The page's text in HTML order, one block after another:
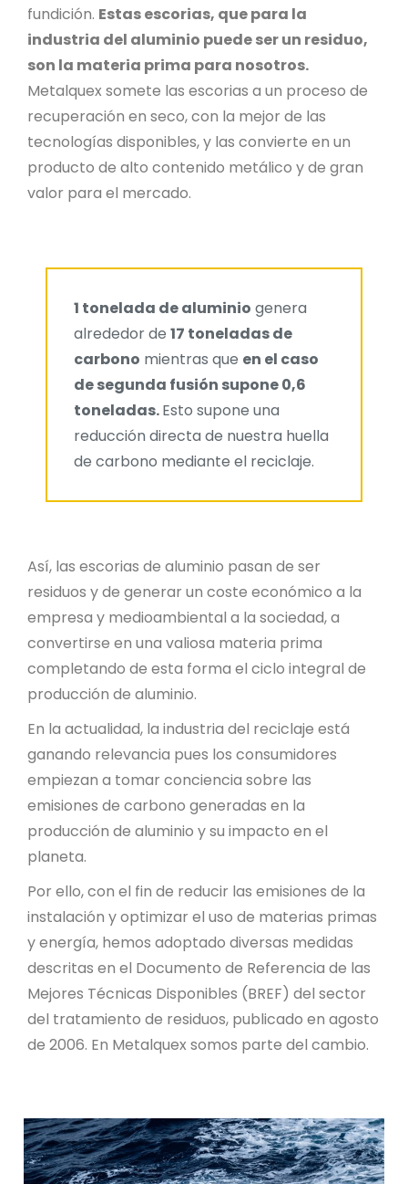
fundición. Estas escorias, que para la
industria del aluminio puede ser un residuo,
son la materia prima para nosotros.
Metalquex somete las escorias a un proceso de
recuperación en seco, con la mejor de las
tecnologías disponibles, y las convierte en un
producto de alto contenido metálico y de gran
valor para el mercado.
1 tonelada de aluminio genera
alrededor de 17 toneladas de
carbono mientras que en el caso
de segunda fusión supone 0,6
toneladas.Esto supone una
reducción directa de nuestra huella
de carbono mediante el reciclaje.
Así, las escorias de aluminio pasan de ser
residuos y de generar un coste económico a la
empresa y medioambiental a la sociedad, a
convertirse en una valiosa materia prima
completando de esta forma el ciclo integral de
producción de aluminio.
En la actualidad, la industria del reciclaje está
ganando relevancia pues los consumidores
empiezan a tomar conciencia sobre las
emisiones de carbono generadas en la
producción de aluminio y su impacto en el
planeta.
Por ello, con el fin de reducir las emisiones de la
instalación y optimizar el uso de materias primas
y energía, hemos adoptado diversas medidas
descritas en el Documento de Referencia de las
Mejores Técnicas Disponibles (BREF) del sector
del tratamiento de residuos, publicado en agosto
de 2006. En Metalquex somos parte del cambio.